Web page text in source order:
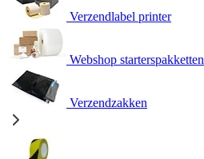
Verzendlabel printer
Webshop starterspakketten
Verzendzakken